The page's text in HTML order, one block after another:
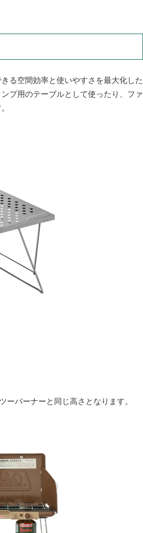
る空間効率と使いやすさを最大化した
プ用のテーブルとして使ったり、ファ
バーナーと同じ高さとなります。